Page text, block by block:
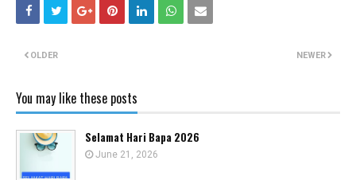
NEWER
OLDER
You may like these posts
Selamat Hari Bapa 2026
June 21, 2026